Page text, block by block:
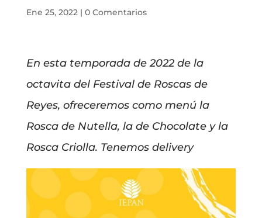
Ene 25, 2022| 0 Comentarios
En esta temporada de 2022 de la
octavita del Festival de Roscas de
Reyes, ofreceremos como menú la
Rosca de Nutella, la de Chocolate y la
Rosca Criolla. Tenemos delivery